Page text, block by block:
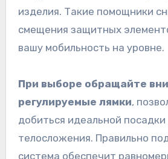
изделия. Такие помощники
смещения защитных
вашу мобильность на уровне.
При выборе обращайте
регулируемые лямки,
добиться идеальной
телосложения. Правильно
система обеспечит